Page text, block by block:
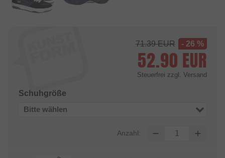
71.39EUR - 26 %
52.90 EUR
Steuerfrei zzgl. Versand
Schuhgröße
Bitte wählen
Anzahl: